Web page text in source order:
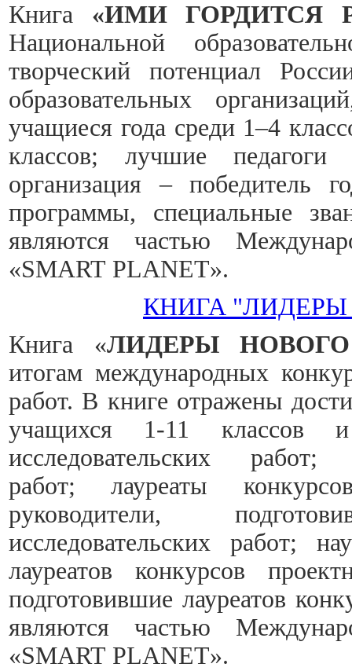
Книга «ИМИ ГОРДИТСЯ
Национальной
творческий потенциал
образовательных
учащиеся года среди 1–4
классов; лучшие
организация – победитель
программы, специальные
являются частью
«SMART PLANET».
КНИГА
Книга «ЛИДЕРЫ
итогам международных
работ. В книге отражены
учащихся 1-11 классов
исследовательских
работ;лауреаты
руководители,
исследовательских работ;
лауреатов конкурсов
подготовившие лауреатов
являются частью
«SMART PLANET».